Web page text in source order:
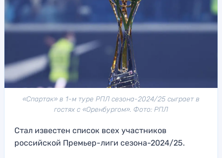
«Спартак» в 1-м туре РПЛ сезона-2024/25 сыграет в
гостях с «Оренбургом». Фото: РПЛ
Стал известен список всех участников
российской Премьер-лиги сезона-2024/25.